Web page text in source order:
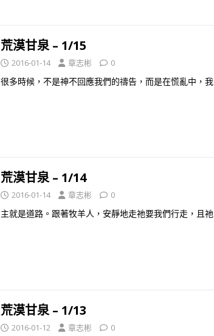
荒漠甘泉 – 1/15
2016-01-14 章志彬 0
很多時候，不是神不回應我們的禱告，而是在慌亂中，我
荒漠甘泉 – 1/14
2016-01-14 章志彬 0
主就是道路。跟著牧羊人，安靜地走祂要我們行走，且祂
荒漠甘泉 – 1/13
2016-01-12 章志彬 0